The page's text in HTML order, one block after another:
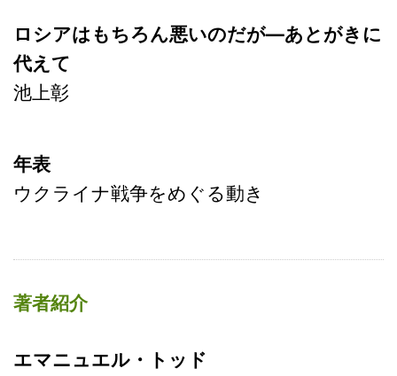
ロシアはもちろん悪いのだが―あとがきに
代えて
池上彰
年表
ウクライナ戦争をめぐる動き
著者紹介
エマニュエル・トッド